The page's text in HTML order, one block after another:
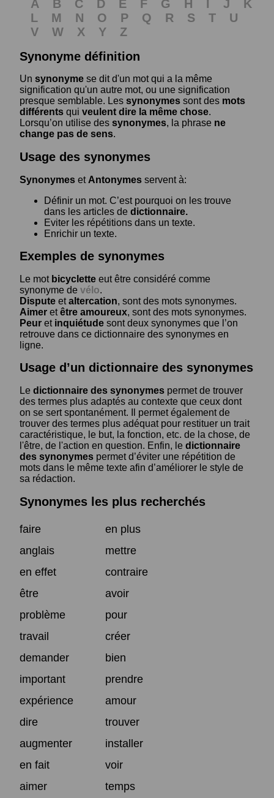
A B C D E F G H I J
K
L
M N O P Q R S T
U
V
W X Y
Z
Synonyme définition
Un synonyme se dit d'un mot qui a la même
signification qu'un autre mot, ou une signification
presque semblable. Les synonymes sont des mots
différents qui veulent dire la même chose.
Lorsqu’on utilise des synonymes, la phrase ne
change pas de sens.
Usage des synonymes
Synonymes et Antonymes servent à:
Définir un mot. C’est pourquoi on les trouve
dans les articles de dictionnaire.
Eviter les répétitions dans un texte.
Enrichir un texte.
Exemples de synonymes
Le mot bicyclette eut être considéré comme
synonyme de vélo.
Dispute etaltercation, sont des mots synonymes.
Aimer etêtre amoureux, sont des mots synonymes.
Peur et inquiétude sont deux synonymes que l’on
retrouve dans ce dictionnaire des synonymes en
ligne.
Usage d’un dictionnaire des synonymes
Le dictionnaire des synonymes permet de trouver
des termes plus adaptés au contexte que ceux dont
on se sert spontanément. Il permet également de
trouver des termes plus adéquat pour restituer un trait
caractéristique, le but, la fonction, etc. de la chose, de
l'être, de l'action en question. Enfin, le dictionnaire
des synonymes permet d’éviter une répétition de
mots dans le même texte afin d’améliorer le style de
sa rédaction.
Synonymes les plus recherchés
faire
en plus
anglais
mettre
en effet
contraire
être
avoir
problème
pour
travail
créer
demander
bien
important
prendre
expérience
amour
dire
trouver
augmenter
installer
en fait
voir
aimer
temps